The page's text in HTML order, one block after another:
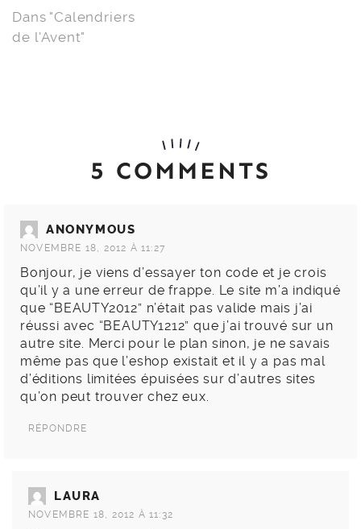
Dans "Calendriers
de l'Avent"
5 COMMENTS
ANONYMOUS
NOVEMBRE 18, 2012 À 11:27
Bonjour, je viens d’essayer ton code et je crois
qu’il y a une erreur de frappe. Le site m’a indiqué
que “BEAUTY2012” n’était pas valide mais j’ai
réussi avec “BEAUTY1212” que j’ai trouvé sur un
autre site. Merci pour le plan sinon, je ne savais
même pas que l’eshop existait et il y a pas mal
d’éditions limitées épuisées sur d’autres sites
qu’on peut trouver chez eux.
RÉPONDRE
LAURA
NOVEMBRE 18, 2012 À 11:32